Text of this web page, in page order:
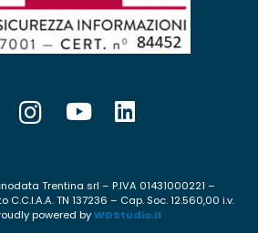
Trentina srl – P.IVA 01431000221 –
TN 137236 – Cap. Soc. 12.560,00 i.v.
powered byWDStudio.it